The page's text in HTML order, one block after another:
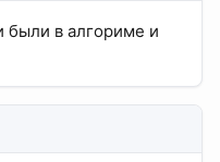
были в алгориме и